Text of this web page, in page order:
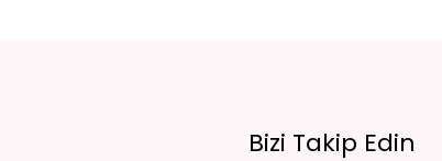
Bizi Takip Edin